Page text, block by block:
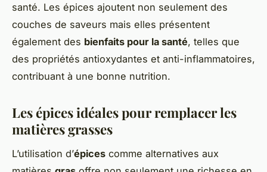
santé. Les épices ajoutent non seulement des
couches de saveurs mais elles présentent
également des bienfaits pour la santé, telles que
des propriétés antioxydantes et anti-inflammatoires,
contribuant à une bonne nutrition.
Les épices idéales pour remplacer les
matières grasses
L’utilisation d’épices comme alternatives aux